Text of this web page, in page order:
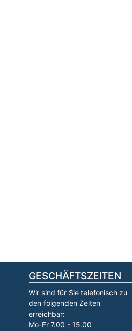
GESCHÄFTSZEITEN
Wir sind für Sie telefonisch zu
den folgenden Zeiten
erreichbar:
Mo-Fr 7.00 - 15.00